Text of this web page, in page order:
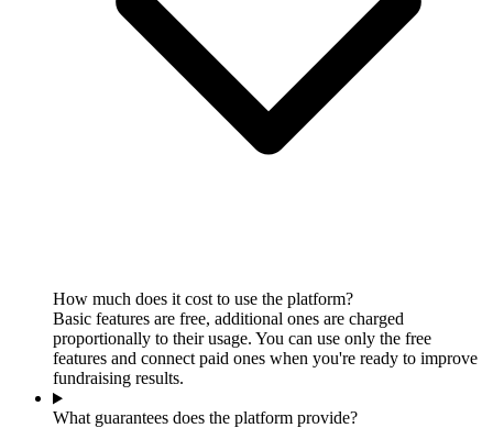
How much does it cost to use the platform?
Basic features are free, additional ones are charged
proportionally to their usage. You can use only the free
features and connect paid ones when you're ready to improve
fundraising results.
What guarantees does the platform provide?